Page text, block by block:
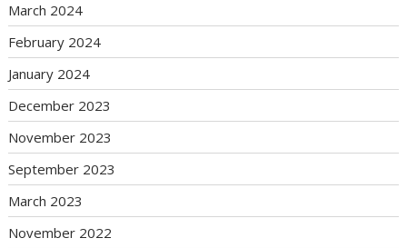
March 2024
February 2024
January 2024
December 2023
November 2023
September 2023
March 2023
November 2022